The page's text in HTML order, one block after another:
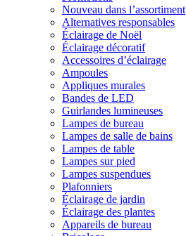
Nouveau dans l’assortiment
Alternatives responsables
Éclairage de Noël
Éclairage décoratif
Accessoires d’éclairage
Ampoules
Appliques murales
Bandes de LED
Guirlandes lumineuses
Lampes de bureau
Lampes de salle de bains
Lampes de table
Lampes sur pied
Lampes suspendues
Plafonniers
Éclairage de jardin
Éclairage des plantes
Appareils de bureau